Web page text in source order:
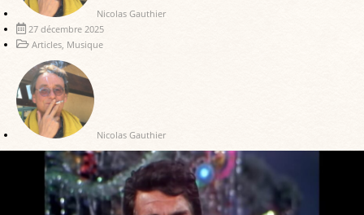
Nicolas Gauthier
27 décembre 2025
Articles, Musique
Nicolas Gauthier